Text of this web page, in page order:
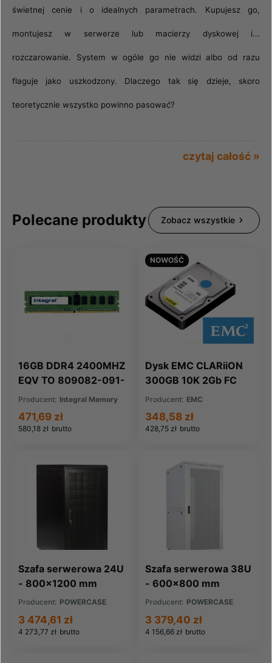
świetnej cenie i o idealnych parametrach. Kupujesz go,
montujesz w serwerze lub macierzy dyskowej i...
rozczarowanie. System w ogóle go nie widzi albo od razu
flaguje jako uszkodzony. Dlaczego tak się dzieje, skoro
teoretycznie wszystko powinno pasować?
czytaj całość »
Polecane produkty Zobacz wszystkie
16GB DDR4 2400MHZ
EQV TO 809082-091-
IN FOR HP COMPAQ
Producent: Integral Memory
580,18 zł brutto
471,69 zł
Dysk EMC CLARiiON
300GB 10K 2Gb FC
HDD RoHS
(005048582)
Producent: EMC
428,75 zł brutto
348,58 zł
NOWOŚĆ
Szafa serwerowa 24U
- 800x1200 mm
Producent: POWERCASE
4 273,77 zł brutto
3 474,61 zł
Szafa serwerowa 38U
- 600x800 mm
Producent: POWERCASE
4 156,66 zł brutto
3 379,40 zł